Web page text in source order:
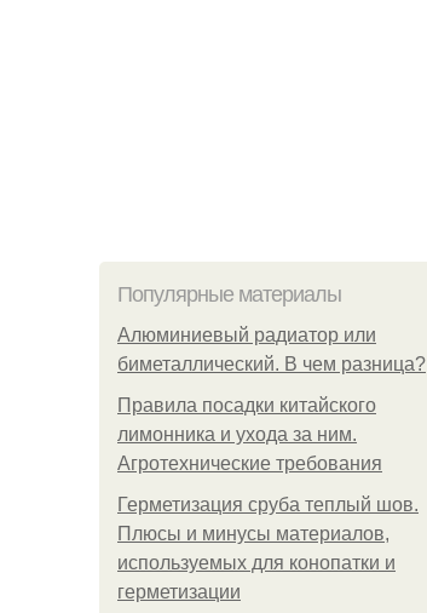
Популярные материалы
Алюминиевый радиатор или
биметаллический. В чем разница?
Правила посадки китайского
лимонника и ухода за ним.
Агротехнические требования
Герметизация сруба теплый шов.
Плюсы и минусы материалов,
используемых для конопатки и
герметизации